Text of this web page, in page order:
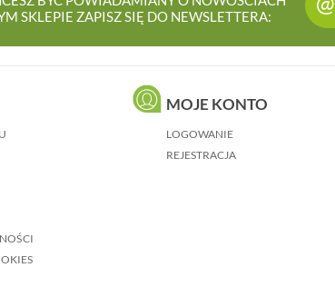
SKLEPIE ZAPISZ SIĘ DO NEWSLETTERA:
MOJE KONTO
LOGOWANIE
REJESTRACJA